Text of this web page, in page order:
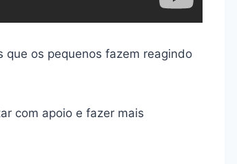
os pequenos fazem reagindo
com apoio e fazer mais